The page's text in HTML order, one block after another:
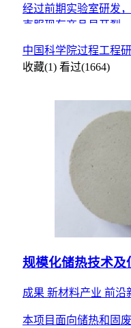
经过前期实验室研发
克服现有商品易开裂
该产品配方基本成熟
中国科学院过程工程
收藏(1) 看过(1664)
规模化储热技术及
成果 新材料产业 前沿
本项目面向储热和固